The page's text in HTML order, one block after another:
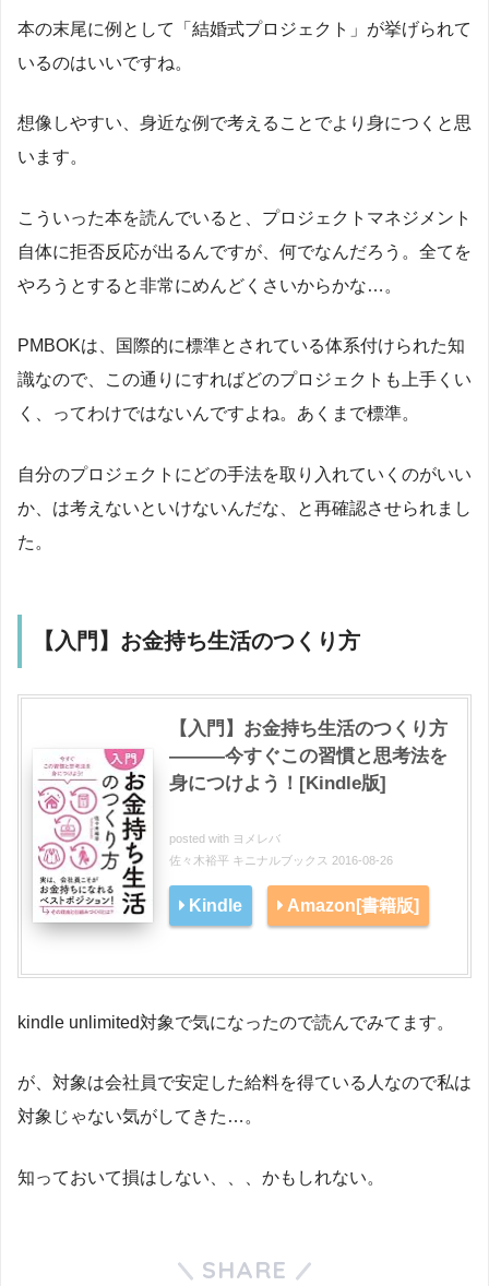
本の末尾に例として「結婚式プロジェクト」が挙げられて
いるのはいいですね。
想像しやすい、身近な例で考えることでより身につくと思
います。
こういった本を読んでいると、プロジェクトマネジメント
自体に拒否反応が出るんですが、何でなんだろう。全てを
やろうとすると非常にめんどくさいからかな…。
PMBOKは、国際的に標準とされている体系付けられた知
識なので、この通りにすればどのプロジェクトも上手くい
く、ってわけではないんですよね。あくまで標準。
自分のプロジェクトにどの手法を取り入れていくのがいい
か、は考えないといけないんだな、と再確認させられまし
た。
【入門】お金持ち生活のつくり方
【入門】お金持ち生活のつくり方
―――今すぐこの習慣と思考法を
身につけよう！[Kindle版]
posted with ヨメレバ
佐々木裕平 キニナルブックス 2016-08-26
Kindle Amazon[書籍版]
kindle unlimited対象で気になったので読んでみてます。
が、対象は会社員で安定した給料を得ている人なので私は
対象じゃない気がしてきた…。
知っておいて損はしない、、、かもしれない。
SHARE